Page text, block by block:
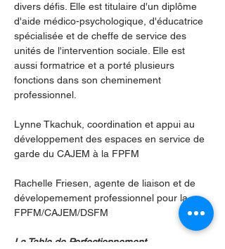
divers défis. Elle est titulaire d'un diplôme
d'aide médico-psychologique, d'éducatrice
spécialisée et de cheffe de service des
unités de l'intervention sociale. Elle est
aussi formatrice et a porté plusieurs
fonctions dans son cheminement
professionnel.
Lynne Tkachuk, coordination et appui au
développement des espaces en service de
garde du CAJEM à la FPFM
Rachelle Friesen, agente de liaison et de
dévelopemement professionnel pour la
FPFM/CAJEM/DSFM
La Table de Perfectionnement